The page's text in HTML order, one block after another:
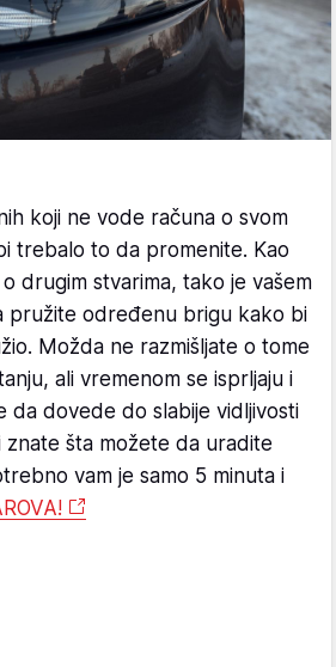
koji ne vode računa o svom
trebalo to da promenite. Kao
drugim stvarima, tako je vašem
pružite određenu brigu kako bi
Možda ne razmišljate o tome
ali vremenom se isprljaju i
da dovede do slabije vidljivosti
znate šta možete da uradite
vam je samo 5 minuta i